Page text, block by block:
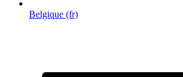
Belgique (fr)